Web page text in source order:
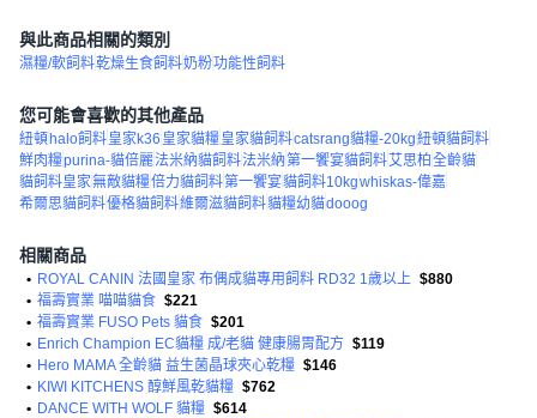
與此商品相關的類別
濕糧/軟飼料乾燥生食飼料奶粉功能性飼料
您可能會喜歡的其他產品
紐頓 halo飼料皇家k36 皇家貓糧皇家貓飼料catsrang貓糧-20kg紐頓貓飼料
鮮肉糧purina-貓倍麗法米納貓飼料法米納第一饗宴貓飼料艾思柏全齡貓
貓飼料皇家無敵貓糧倍力貓飼料第一饗宴貓飼料10kgwhiskas-偉嘉
希爾思貓飼料優格貓飼料維爾滋貓飼料貓糧幼貓dooog
相關商品
• ROYAL CANIN 法國皇家 布偶成貓專用飼料 RD32 1歲以上 $880
• 福壽實業 喵喵貓食 $221
• 福壽實業 FUSO Pets 貓食 $201
• Enrich Champion EC貓糧 成/老貓 健康腸胃配方 $119
• Hero MAMA 全齡貓 益生菌晶球夾心乾糧 $146
• KIWI KITCHENS 醇鮮風乾貓糧 $762
• DANCE WITH WOLF 貓糧 $614